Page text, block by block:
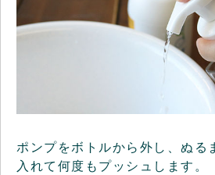
ポンプをボトルから外し、ぬる
入れて何度もプッシュします。